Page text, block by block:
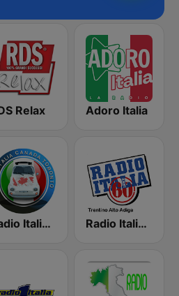
Relax Adoro Italia
Radio Italia Canada Radio Italia Anni 60 - Trentino Alto Adige